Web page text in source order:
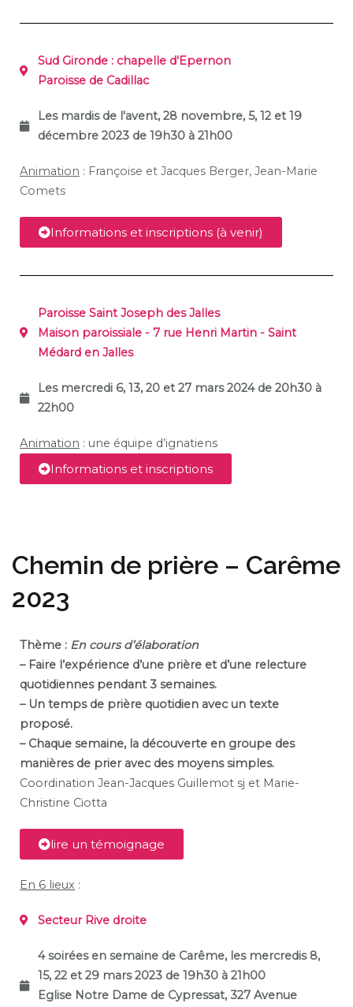
Sud Gironde : chapelle d'Epernon
Paroisse de Cadillac
Les mardis de l'avent, 28 novembre, 5, 12 et 19
décembre 2023 de 19h30 à 21h00
Animation : Françoise et Jacques Berger, Jean-Marie
Comets
Informations et inscriptions (à venir)
Paroisse Saint Joseph des Jalles
Maison paroissiale - 7 rue Henri Martin - Saint
Médard en Jalles
Les mercredi 6, 13, 20 et 27 mars 2024 de 20h30 à
22h00
Animation : une équipe d’ignatiens
Informations et inscriptions
Chemin de prière – Carême
2023
Thème : En cours d’élaboration
– Faire l’expérience d’une prière et d’une relecture
quotidiennes pendant 3 semaines.
– Un temps de prière quotidien avec un texte
proposé.
– Chaque semaine, la découverte en groupe des
manières de prier avec des moyens simples.
Coordination Jean-Jacques Guillemot sj et Marie-
Christine Ciotta
lire un témoignage
En 6 lieux :
Secteur Rive droite
4 soirées en semaine de Carême, les mercredis 8,
15, 22 et 29 mars 2023 de 19h30 à 21h00
Eglise Notre Dame de Cypressat, 327 Avenue